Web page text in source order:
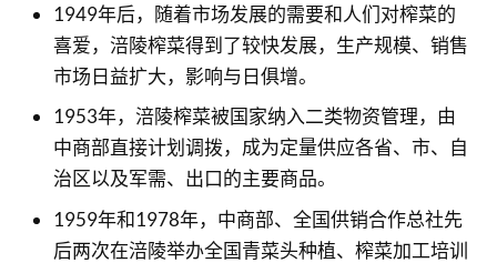
1949年后，随着市场发展的需要和人们对榨菜的
喜爱，涪陵榨菜得到了较快发展，生产规模、销售
市场日益扩大，影响与日俱增。
1953年，涪陵榨菜被国家纳入二类物资管理，由
中商部直接计划调拨，成为定量供应各省、市、自
治区以及军需、出口的主要商品。
1959年和1978年，中商部、全国供销合作总社先
后两次在涪陵举办全国青菜头种植、榨菜加工培训